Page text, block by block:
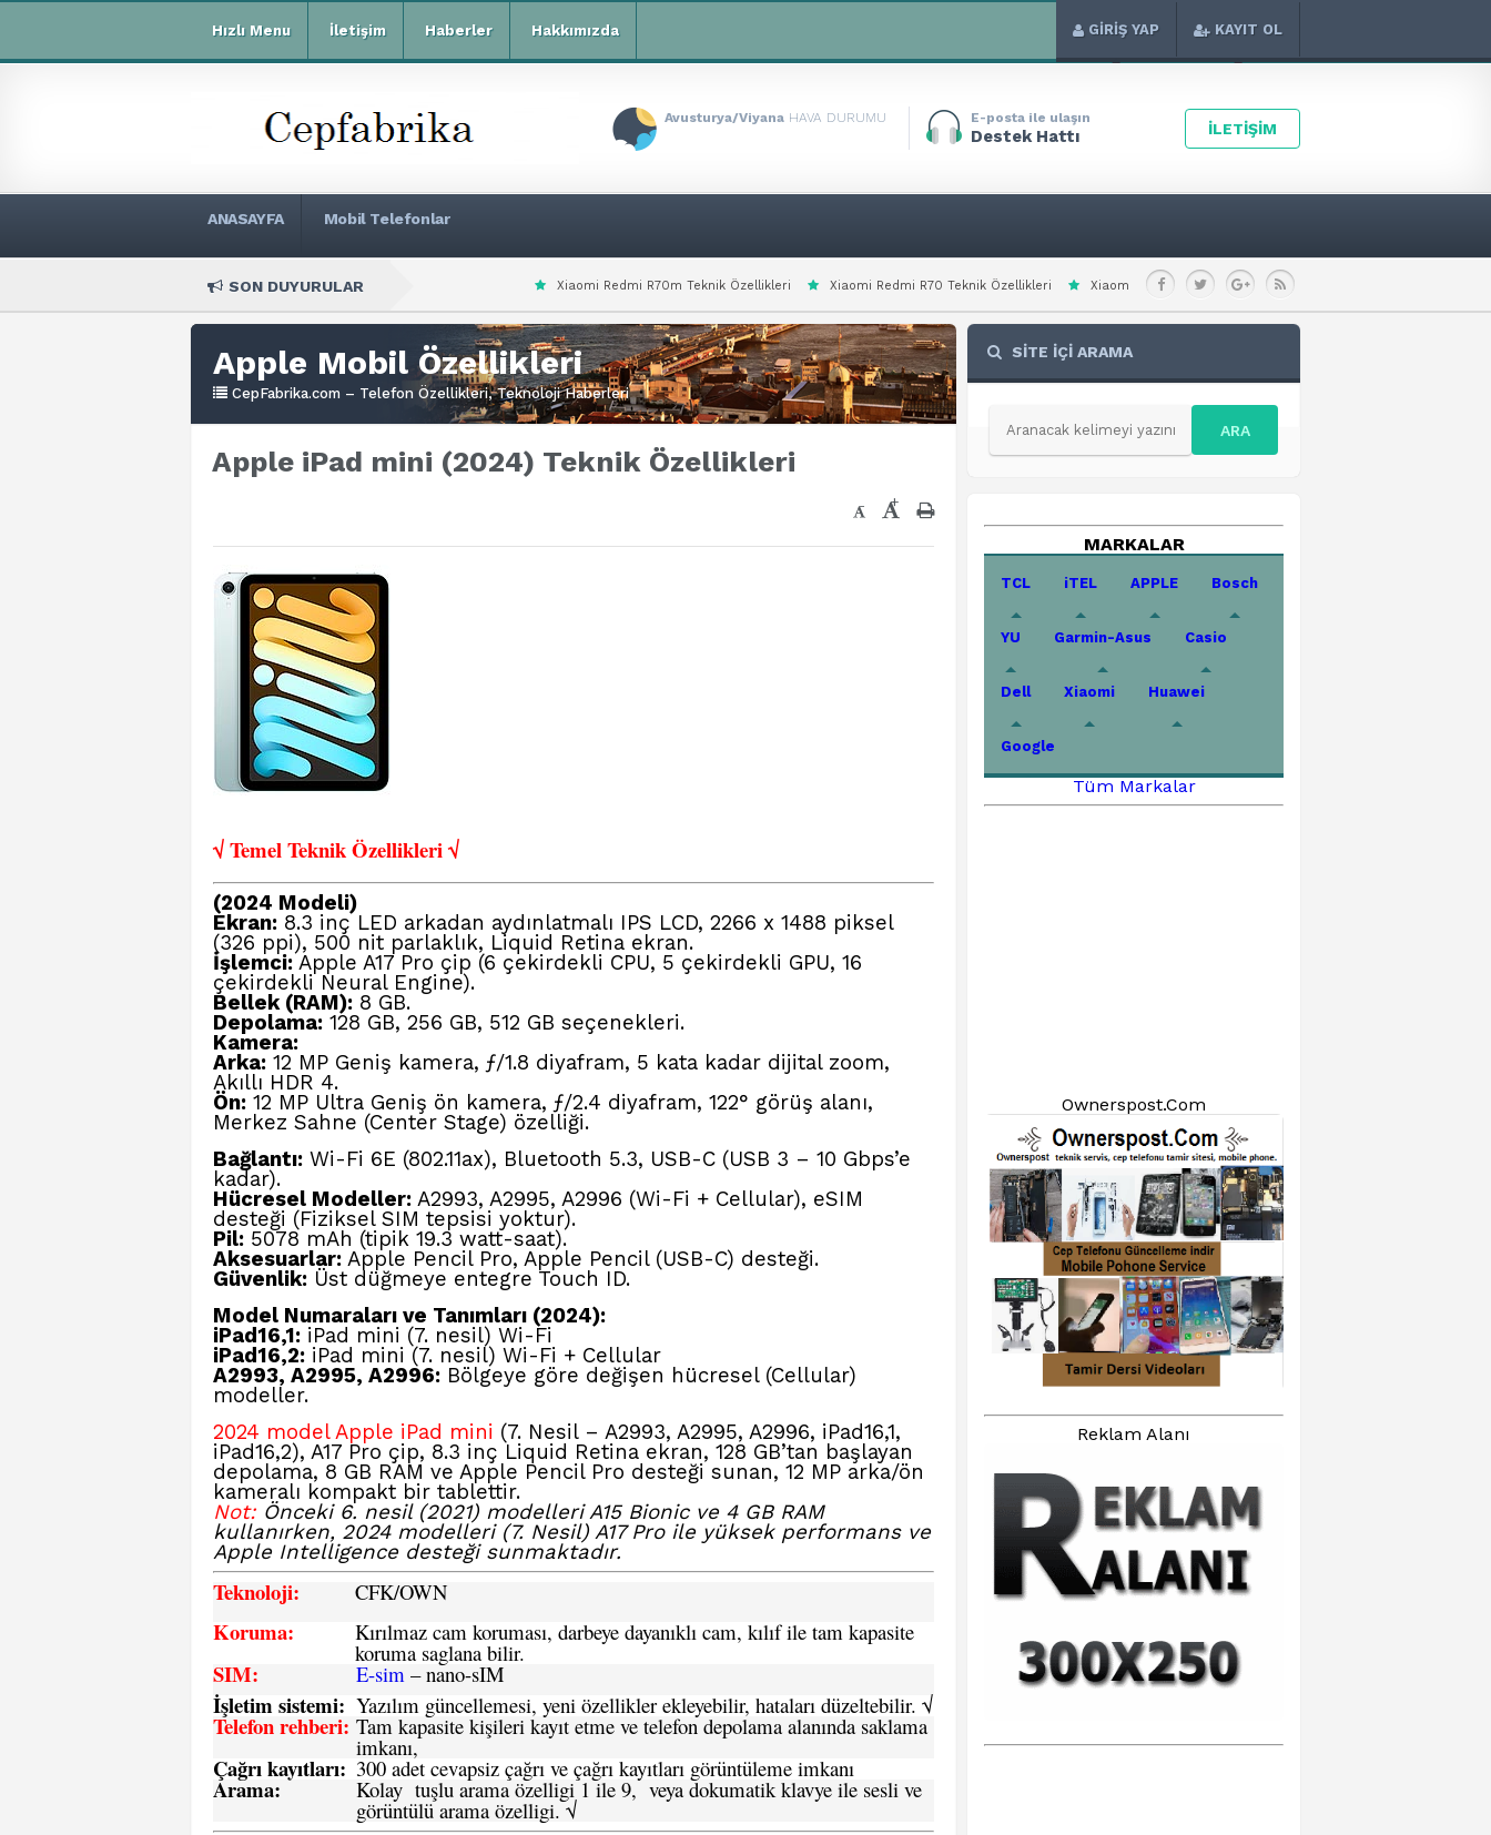
Hızlı Menu İletişim Haberler Hakkımızda GİRİŞ YAP KAYIT OL
Avusturya/Viyana HAVA DURUMU E-posta ile ulaşın
Destek Hattı İLETİŞİM
ANASAYFA Mobil Telefonlar
SON DUYURULAR Xiaomi Redmi R70m Teknik Özellikleri Xiaomi Redmi R70 Teknik Özellikleri Xiaomi Redmi Note 15 Special Teknik Özellikleri Xiaomi Redmi A7 Pro 4G Teknik
Apple Mobil Özellikleri
CepFabrika.com – Telefon Özellikleri, Teknoloji Haberleri
Apple iPad mini (2024) Teknik Özellikleri
- +
√ Temel Teknik Özellikleri √
(2024 Modeli)
Ekran: 8.3 inç LED arkadan aydınlatmalı IPS LCD, 2266 x 1488 piksel
(326 ppi), 500 nit parlaklık, Liquid Retina ekran.
İşlemci: Apple A17 Pro çip (6 çekirdekli CPU, 5 çekirdekli GPU, 16
çekirdekli Neural Engine).
Bellek (RAM): 8 GB.
Depolama: 128 GB, 256 GB, 512 GB seçenekleri.
Kamera:
Arka: 12 MP Geniş kamera, ƒ/1.8 diyafram, 5 kata kadar dijital zoom,
Akıllı HDR 4.
Ön: 12 MP Ultra Geniş ön kamera, ƒ/2.4 diyafram, 122° görüş alanı,
Merkez Sahne (Center Stage) özelliği.
Bağlantı: Wi-Fi 6E (802.11ax), Bluetooth 5.3, USB-C (USB 3 – 10 Gbps’e
kadar).
Hücresel Modeller: A2993, A2995, A2996 (Wi-Fi + Cellular), eSIM
desteği (Fiziksel SIM tepsisi yoktur).
Pil: 5078 mAh (tipik 19.3 watt-saat).
Aksesuarlar: Apple Pencil Pro, Apple Pencil (USB-C) desteği.
Güvenlik: Üst düğmeye entegre Touch ID.
Model Numaraları ve Tanımları (2024):
iPad16,1: iPad mini (7. nesil) Wi-Fi
iPad16,2: iPad mini (7. nesil) Wi-Fi + Cellular
A2993, A2995, A2996: Bölgeye göre değişen hücresel (Cellular)
modeller.
2024 model Apple iPad mini (7. Nesil – A2993, A2995, A2996, iPad16,1,
iPad16,2), A17 Pro çip, 8.3 inç Liquid Retina ekran, 128 GB’tan başlayan
depolama, 8 GB RAM ve Apple Pencil Pro desteği sunan, 12 MP arka/ön
kameralı kompakt bir tablettir.
Not: Önceki 6. nesil (2021) modelleri A15 Bionic ve 4 GB RAM
kullanırken, 2024 modelleri (7. Nesil) A17 Pro ile yüksek performans ve
Apple Intelligence desteği sunmaktadır.
Teknoloji: CFK/OWN
Koruma: Kırılmaz cam koruması, darbeye dayanıklı cam, kılıf ile tam kapasite
koruma saglana bilir.
SIM: E-sim – nano-sIM
İşletim sistemi: Yazılım güncellemesi, yeni özellikler ekleyebilir, hataları düzeltebilir. √
Telefon rehberi: Tam kapasite kişileri kayıt etme ve telefon depolama alanında saklama
imkanı,
Çağrı kayıtları: 300 adet cevapsiz çağrı ve çağrı kayıtları görüntüleme imkanı
Arama: Kolay tuşlu arama özelligi 1 ile 9, veya dokumatik klavye ile sesli ve
görüntülü arama özelligi. √
SİTE İÇİ ARAMA
ARA
MARKALAR
TCL iTEL APPLE Bosch
YU Garmin-Asus Casio
Dell Xiaomi Huawei
Google
Tüm Markalar
Ownerspost.Com
Reklam Alanı